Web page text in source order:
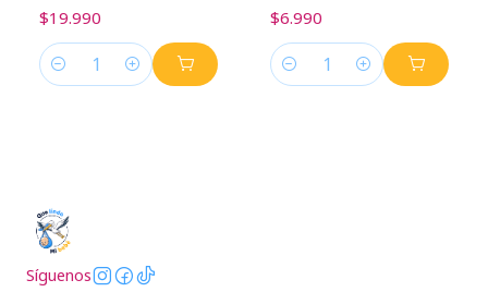
$19.990
Cantidad
$6.990
Cantidad
Síguenos